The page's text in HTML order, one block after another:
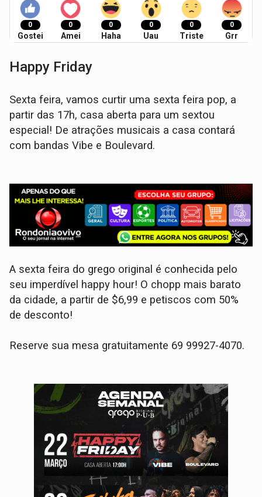
0
Gostei
0
Amei
0
Haha
0
Uau
0
Triste
0
Grr
Happy Friday
Sexta feira, vamos curtir uma sexta feira pop, a
partir das 17h, casa aberta para um sextou
especial! De atrações musicais a casa contará
com bandas Vibe e Boulevard.
A sexta feira do grego original é conhecida pelo
seu imperdível happy hour! O chopp mais barato
da cidade, a partir de $6,99 e petiscos com 50%
de desconto!
Reserve sua mesa gratuitamente 69 99927-4070.